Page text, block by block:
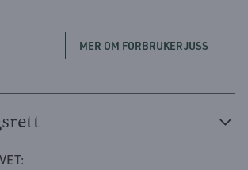
MER OM FORBRUKERJUSS